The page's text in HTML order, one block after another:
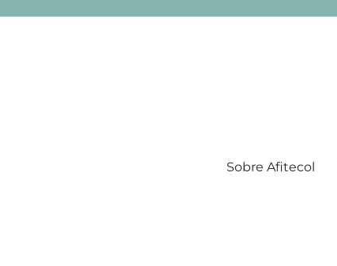
Sobre Afitecol